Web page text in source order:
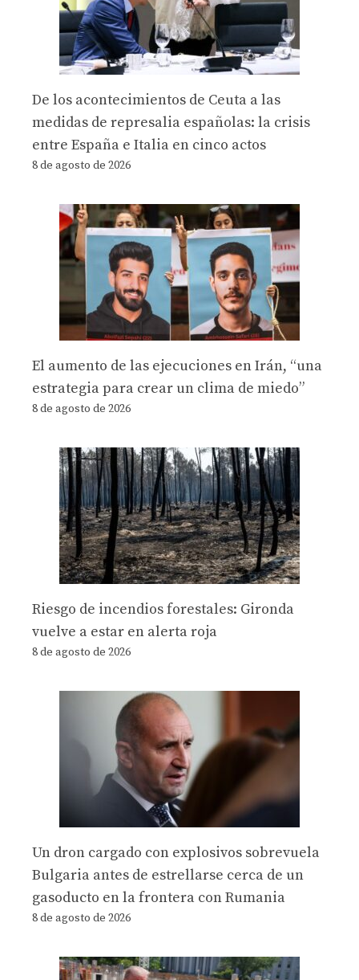
De los acontecimientos de Ceuta a las
medidas de represalia españolas: la crisis
entre España e Italia en cinco actos
8 de agosto de 2026
El aumento de las ejecuciones en Irán, “una
estrategia para crear un clima de miedo”
8 de agosto de 2026
Riesgo de incendios forestales: Gironda
vuelve a estar en alerta roja
8 de agosto de 2026
Un dron cargado con explosivos sobrevuela
Bulgaria antes de estrellarse cerca de un
gasoducto en la frontera con Rumania
8 de agosto de 2026